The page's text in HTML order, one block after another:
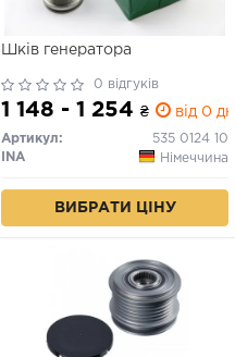
Шків генератора
0 відгуків
1 148 - 1 254 ₴ від 0
Артикул:
535 0124 10
INA
Німеччина
ВИБРАТИ ЦІНУ